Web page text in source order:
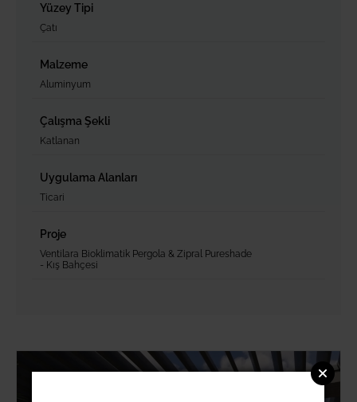
Yüzey Tipi
Çatı
Malzeme
Aluminyum
Çalışma Şekli
Katlanan
Uygulama Alanları
Ticari
Proje
Ventilara Bioklimatik Pergola & Zipral Pureshade
- Kış Bahçesi